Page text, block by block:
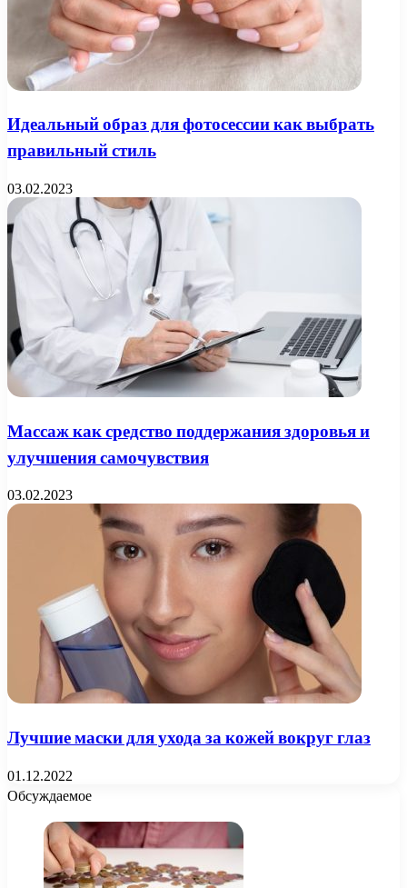
Идеальный образ для фотосессии как выбрать
правильный стиль
03.02.2023
Массаж как средство поддержания здоровья и
улучшения самочувствия
03.02.2023
Лучшие маски для ухода за кожей вокруг глаз
01.12.2022
Обсуждаемое